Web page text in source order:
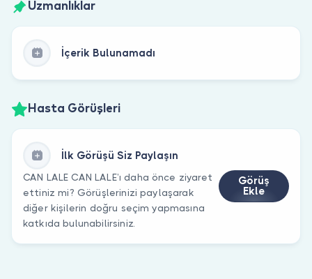
Uzmanlıklar
İçerik Bulunamadı
Hasta Görüşleri
İlk Görüşü Siz Paylaşın
CAN LALE CAN LALE’ı daha önce ziyaret
ettiniz mi? Görüşlerinizi paylaşarak
diğer kişilerin doğru seçim yapmasına
katkıda bulunabilirsiniz.
Görüş
Ekle